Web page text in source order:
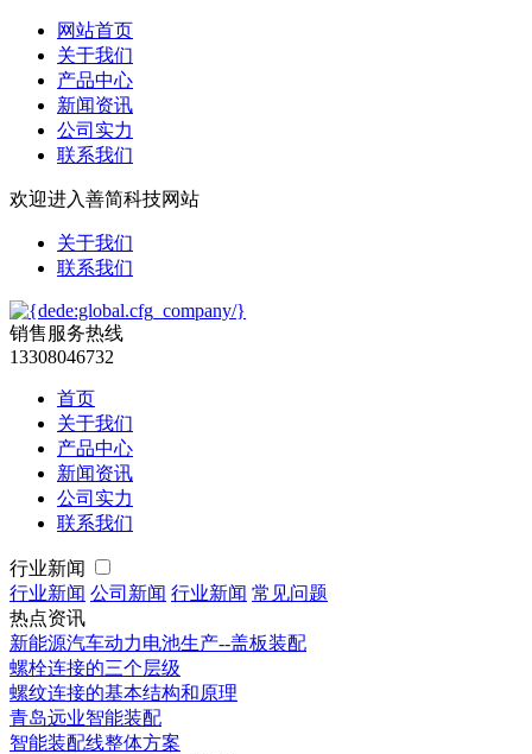
网站首页
关于我们
产品中心
新闻资讯
公司实力
联系我们
欢迎进入善简科技网站
关于我们
联系我们
销售服务热线
13308046732
首页
关于我们
产品中心
新闻资讯
公司实力
联系我们
行业新闻
行业新闻 公司新闻 行业新闻 常见问题
热点资讯
新能源汽车动力电池生产--盖板装配
螺栓连接的三个层级
螺纹连接的基本结构和原理
青岛远业智能装配
智能装配线整体方案